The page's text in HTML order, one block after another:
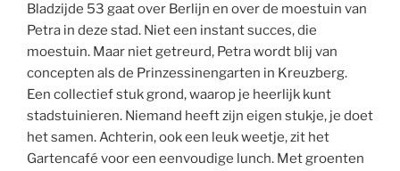
Bladzijde 53 gaat over Berlijn en over de moestuin van
Petra in deze stad. Niet een instant succes, die
moestuin. Maar niet getreurd, Petra wordt blij van
concepten als de Prinzessinengarten in Kreuzberg.
Een collectief stuk grond, waarop je heerlijk kunt
stadstuinieren. Niemand heeft zijn eigen stukje, je doet
het samen. Achterin, ook een leuk weetje, zit het
Gartencafé voor een eenvoudige lunch. Met groenten